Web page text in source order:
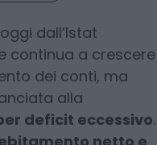
dall’Istat
continua a crescere
dei conti, ma
alla
deficit eccessivo.